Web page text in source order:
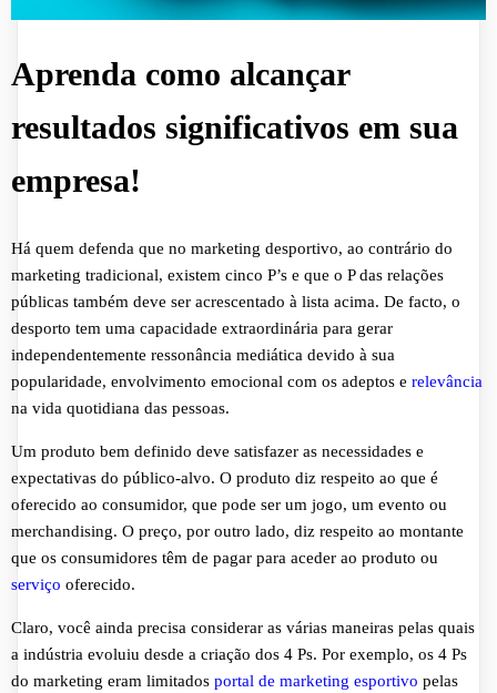
Aprenda como alcançar
resultados significativos em sua
empresa!
Há quem defenda que no marketing desportivo, ao contrário do
marketing tradicional, existem cinco P’s e que o P das relações
públicas também deve ser acrescentado à lista acima. De facto, o
desporto tem uma capacidade extraordinária para gerar
independentemente ressonância mediática devido à sua
popularidade, envolvimento emocional com os adeptos e relevância
na vida quotidiana das pessoas.
Um produto bem definido deve satisfazer as necessidades e
expectativas do público-alvo. O produto diz respeito ao que é
oferecido ao consumidor, que pode ser um jogo, um evento ou
merchandising. O preço, por outro lado, diz respeito ao montante
que os consumidores têm de pagar para aceder ao produto ou
serviço oferecido.
Claro, você ainda precisa considerar as várias maneiras pelas quais
a indústria evoluiu desde a criação dos 4 Ps. Por exemplo, os 4 Ps
do marketing eram limitados portal de marketing esportivo pelas